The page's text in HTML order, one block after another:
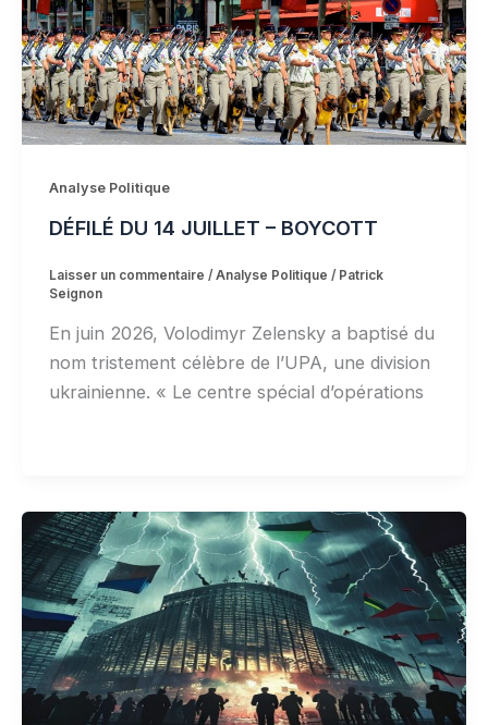
Analyse Politique
DÉFILÉ DU 14 JUILLET – BOYCOTT
Laisser un commentaire /Analyse Politique / Patrick
Seignon
En juin 2026, Volodimyr Zelensky a baptisé du
nom tristement célèbre de l’UPA, une division
ukrainienne. « Le centre spécial d’opérations